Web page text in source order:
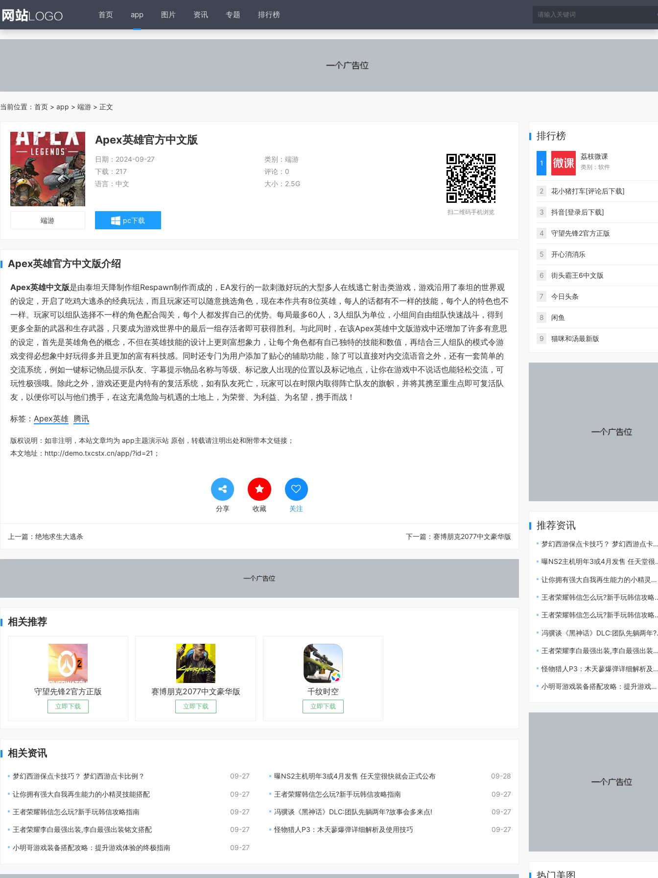
首页 app 图片 资讯 专题 排行榜
当前位置： 首页 > app > 端游 > 正文
端游
Apex英雄官方中文版
日期： 2024-09-27 类别： 端游
下载： 217 评论： 0
语言： 中文 大小： 2.5G
pc下载
扫二维码手机浏览
Apex英雄官方中文版介绍
Apex英雄中文版是由泰坦天降制作组Respawn制作而成的，EA发行的一款刺激好玩的大型多人在线逃亡射击类游戏，游戏沿用了泰坦的世界观
的设定，开启了吃鸡大逃杀的经典玩法，而且玩家还可以随意挑选角色，现在本作共有8位英雄，每人的话都有不一样的技能，每个人的特色也不
一样。玩家可以组队选择不一样的角色配合闯关，每个人都发挥自己的优势。每局最多60人，3人组队为单位，小组间自由组队快速战斗，得到
更多全新的武器和生存武器，只要成为游戏世界中的最后一组存活者即可获得胜利。与此同时，在该Apex英雄中文版游戏中还增加了许多有意思
的设定，首先是英雄角色的概念，不但在英雄技能的设计上更则富想象力，让每个角色都有自己独特的技能和数值，再结合三人组队的模式令游
戏变得必想象中好玩得多并且更加的富有科技感。同时还专门为用户添加了贴心的辅助功能，除了可以直接对内交流语音之外，还有一套简单的
交流系统，例如一键标记物品提示队友、字幕提示物品名称与等级、标记敌人出现的位置以及标记地点，让你在游戏中不说话也能轻松交流，可
玩性极强哦。除此之外，游戏还更是内特有的复活系统，如有队友死亡，玩家可以在时限内取得阵亡队友的旗帜，并将其携至重生点即可复活队
友，以便你可以与他们携手，在这充满危险与机遇的土地上，为荣誉、为利益、为名望，携手而战！
标签： Apex英雄 腾讯
版权说明：如非注明，本站文章均为 app主题演示站 原创，转载请注明出处和附带本文链接；
本文地址： http://demo.txcstx.cn/app/?id=21 ；
分享 收藏 关注
上一篇： 绝地求生大逃杀 下一篇： 赛博朋克2077中文豪华版
相关推荐
守望先锋2官方正版
立即下载
赛博朋克2077中文豪华版
立即下载
千纹时空
立即下载
相关资讯
09-27
梦幻西游保点卡技巧？ 梦幻西游点卡比例？ 09-28
曝NS2主机明年3或4月发售 任天堂很快就会正式公布
09-27
让你拥有强大自我再生能力的小精灵技能搭配 09-27
王者荣耀韩信怎么玩?新手玩韩信攻略指南
09-27
王者荣耀韩信怎么玩?新手玩韩信攻略指南 09-27
冯骥谈《黑神话》DLC:团队先躺两年?故事会多来点!
09-27
王者荣耀李白最强出装,李白最强出装铭文搭配 09-27
怪物猎人P3：木天蓼爆弹详细解析及使用技巧
09-27
小明哥游戏装备搭配攻略：提升游戏体验的终极指南
排行榜
1
荔枝微课
类别：软件
2 花小猪打车[评论后下载]
3 抖音[登录后下载]
4 守望先锋2官方正版
5 开心消消乐
6 街头霸王6中文版
7 今日头条
8 闲鱼
9 猫咪和汤最新版
推荐资讯
梦幻西游保点卡技巧？ 梦幻西游点卡比例？
曝NS2主机明年3或4月发售 任天堂很快就会正式公布
让你拥有强大自我再生能力的小精灵技能搭配
王者荣耀韩信怎么玩?新手玩韩信攻略指南
王者荣耀韩信怎么玩?新手玩韩信攻略指南
冯骥谈《黑神话》DLC:团队先躺两年?故事会多来点!
王者荣耀李白最强出装,李白最强出装铭文搭配
怪物猎人P3：木天蓼爆弹详细解析及使用技巧
小明哥游戏装备搭配攻略：提升游戏体验的终极指南
热门美图